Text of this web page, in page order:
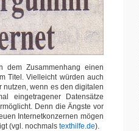
Zusammenhang einen
Titel. Vielleicht würden auch
nutzen, wenn es den digitalen
eingetragener Datensätze
Denn die Ängste vor
Internetkonzernen mögen
(vgl. nochmals texthilfe.de).